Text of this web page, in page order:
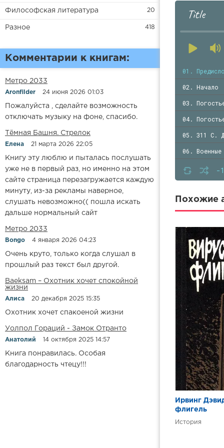
Философская литература 20
Разное 418
Комментарии к книгам:
Метро 2033
Aronfilder 24 июня 2026 01:03
Пожалуйста , сделайте возможность
отключать музыку на фоне, спасибо.
​​Тёмная Башня. Стрелок
Елена 21 марта 2026 22:05
Книгу эту люблю и пыталась послушать
уже не в первый раз, но именно на этом
сайте страница перезагружается каждую
минуту, из-за рекламы наверное,
слушать невозможно(( пошла искать
дальше нормальный сайт
Метро 2033
Bongo 4 января 2026 04:23
Очень круто, только когда слушал в
прошлый раз текст был другой.
Baeksam – Охотник хочет спокойной
жизни
Алиса 20 декабря 2025 15:35
Охотник хочет спакоеной жизни
Уолпол Гораций - Замок Отранто
Анатолий 14 октября 2025 14:57
Книга понравилась. Особая
благодарность чтецу!!!
Title
-
01.
02. Начало
03.
04.
05. 311 С. Д
06.
07.
08.
09.
11.
12.
13.
14.
15.
16.
17.
18.
19.
20.
21.
22. Военные
23.
Похожие
Ирвинг
флигель
История